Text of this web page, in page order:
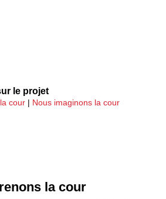
le projet
cour| Nous imaginons la cour
la cour